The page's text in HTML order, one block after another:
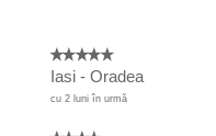
Iasi - Oradea
cu 2 luni în urmă